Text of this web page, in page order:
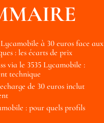
à 30 euros face aux
: les écarts de prix
via le 3535 Lycamobile :
technique
de 30 euros inclut
: pour quels profils